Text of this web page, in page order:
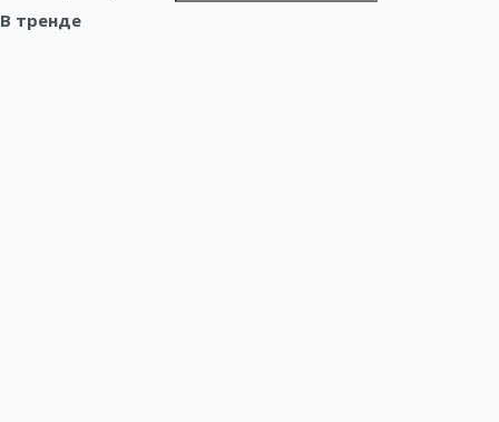
В тренде